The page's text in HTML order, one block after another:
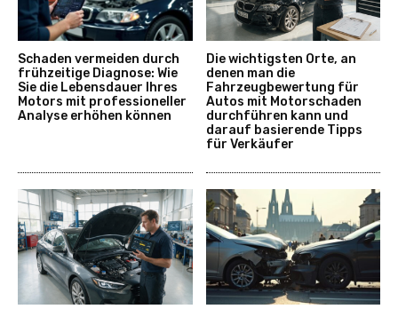
Schaden vermeiden durch
frühzeitige Diagnose: Wie
Sie die Lebensdauer Ihres
Motors mit professioneller
Analyse erhöhen können
Die wichtigsten Orte, an
denen man die
Fahrzeugbewertung für
Autos mit Motorschaden
durchführen kann und
darauf basierende Tipps
für Verkäufer